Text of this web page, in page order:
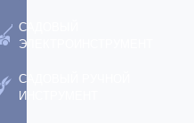
САДОВЫЙ
ЭЛЕКТРОИНСТРУМЕНТ
САДОВЫЙ РУЧНОЙ
ИНСТРУМЕНТ